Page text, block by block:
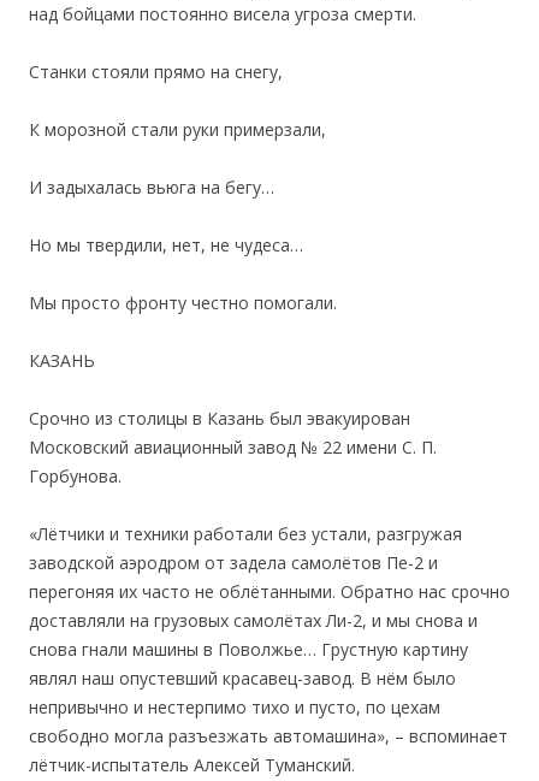
над бойцами постоянно висела угроза смерти.
Станки стояли прямо на снегу,
К морозной стали руки примерзали,
И задыхалась вьюга на бегу…
Но мы твердили, нет, не чудеса…
Мы просто фронту честно помогали.
КАЗАНЬ
Срочно из столицы в Казань был эвакуирован
Московский авиационный завод № 22 имени С. П.
Горбунова.
«Лётчики и техники работали без устали, разгружая
заводской аэродром от задела самолётов Пе-2 и
перегоняя их часто не облётанными. Обратно нас срочно
доставляли на грузовых самолётах Ли-2, и мы снова и
снова гнали машины в Поволжье… Грустную картину
являл наш опустевший красавец-завод. В нём было
непривычно и нестерпимо тихо и пусто, по цехам
свободно могла разъезжать автомашина», – вспоминает
лётчик-испытатель Алексей Туманский.